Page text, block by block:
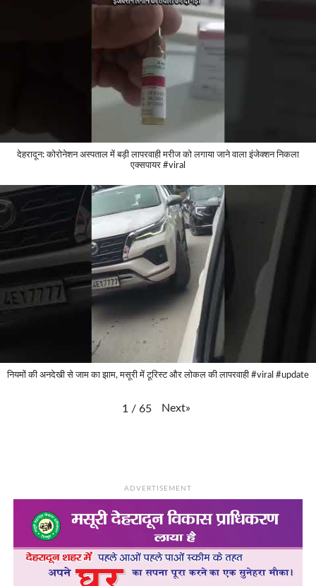
देहरादून: कोरोनेशन अस्पताल में बड़ी लापरवाही मरीज को लगाया जाने वाला इंजेक्शन निकला
एक्सपायर #viral
नियमों की अनदेखी से जाम का झाम, मसूरी में टूरिस्ट और लोकल की लापरवाही #viral #update
1 / 65 Next»
ADVERTISEMENT